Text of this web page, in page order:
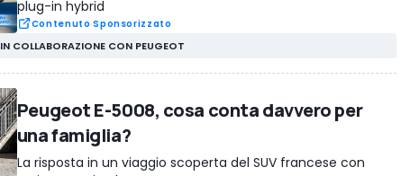
plug-in hybrid
Contenuto Sponsorizzato
IN COLLABORAZIONE CON PEUGEOT
Peugeot E-5008, cosa conta davvero per
una famiglia?
La risposta in un viaggio scoperta del SUV francese con